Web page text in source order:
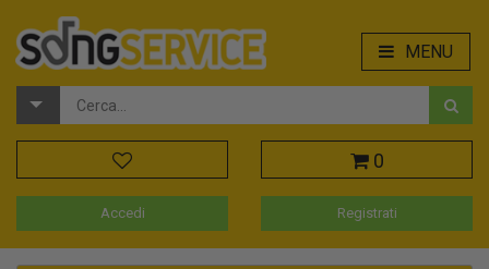
MENU
0
Accedi Registrati